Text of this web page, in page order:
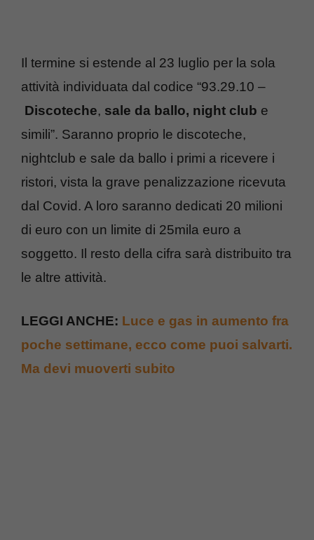
Il termine si estende al 23 luglio per la sola
attività individuata dal codice “93.29.10 –
Discoteche, sale da ballo, night club e
simili”. Saranno proprio le discoteche,
nightclub e sale da ballo i primi a ricevere i
ristori, vista la grave penalizzazione ricevuta
dal Covid. A loro saranno dedicati 20 milioni
di euro con un limite di 25mila euro a
soggetto. Il resto della cifra sarà distribuito tra
le altre attività.
LEGGI ANCHE: Luce e gas in aumento fra
poche settimane, ecco come puoi salvarti.
Ma devi muoverti subito